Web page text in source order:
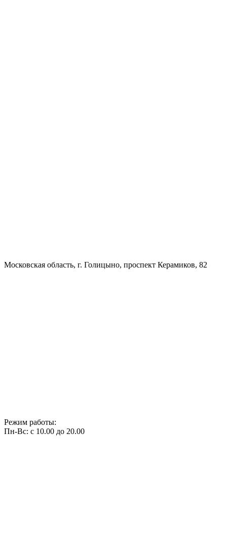
Московская область, г. Голицыно, проспект Керамиков, 82
Режим работы:
Пн-Вс: с 10.00 до 20.00